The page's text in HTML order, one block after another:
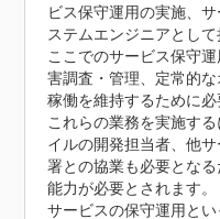
ビス保守運用の実施、
ステムエンジニアとして
ここでのサービス保守
害調査・管理、定常的
稼働を維持するために必
これらの業務を実施す
イルの開発担当者、他
署との協業も必要とな
能力が必要とされます。
サービスの保守運用と